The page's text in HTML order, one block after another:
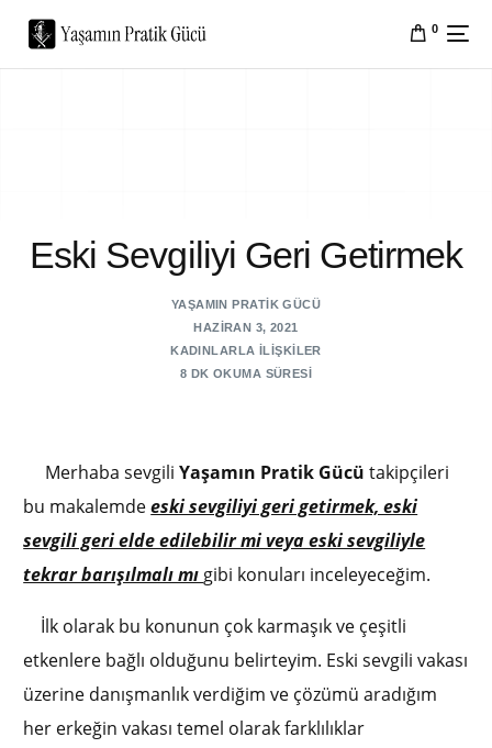
0
Eski Sevgiliyi Geri Getirmek
YAŞAMIN PRATIK GÜCÜ
HAZIRAN 3, 2021
KADINLARLA İLIŞKILER
8 DK OKUMA SÜRESI
Merhaba sevgiliYaşamın Pratik Gücütakipçileri
bu makalemdeeski sevgiliyi geri getirmek, eski
sevgili geri elde edilebilir mi veya eski sevgiliyle
tekrar barışılmalı mı gibi konuları inceleyeceğim.
İlk olarak bu konunun çok karmaşık ve çeşitli
etkenlere bağlı olduğunu belirteyim. Eski sevgili vakası
üzerine danışmanlık verdiğim ve çözümü aradığım
her erkeğin vakası temel olarak farklılıklar